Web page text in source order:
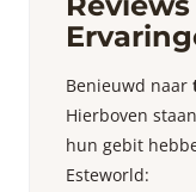
Benieuwd naar
Hierboven
hun gebit
Esteworld: